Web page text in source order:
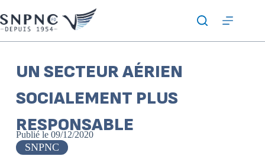
UN SECTEUR AÉRIEN
SOCIALEMENT PLUS
RESPONSABLE
Publié le 09/12/2020
SNPNC